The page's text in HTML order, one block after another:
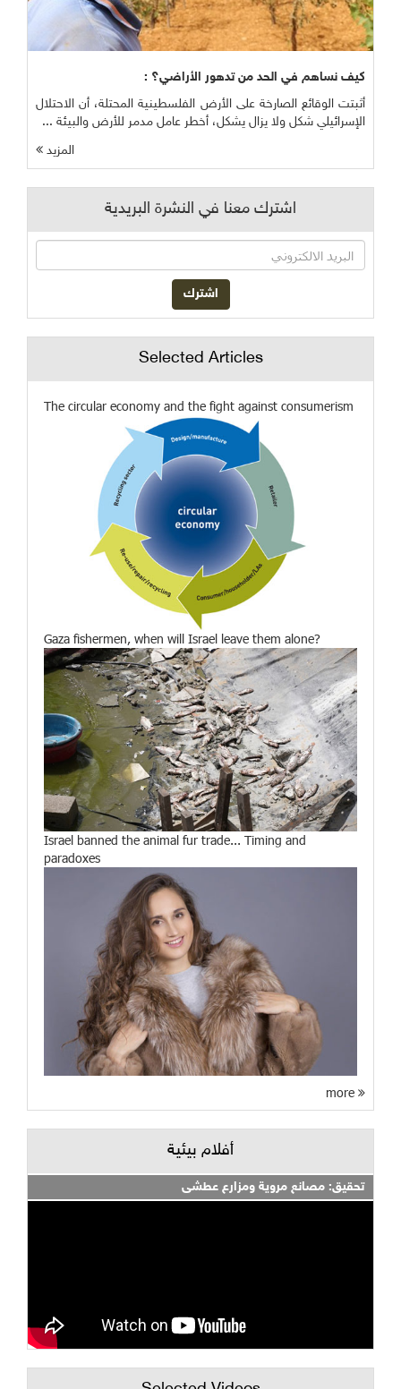
كيف نساهم في الحد من تدهور الأراضي؟ :
أثبتت الوقائع الصارخة على الأرض الفلسطينية المحتلة، أن الاحتلال
الإسرائيلي شكل ولا يزال يشكل، أخطر عامل مدمر للأرض والبيئة ...
المزيد
اشترك معنا في النشرة البريدية
Selected Articles
The circular economy and the fight against consumerism
Gaza fishermen, when will Israel leave them alone?
Israel banned the animal fur trade... Timing and
paradoxes
أفلام بيئية
تحقيق: مصانع مروية ومزارع عطشى